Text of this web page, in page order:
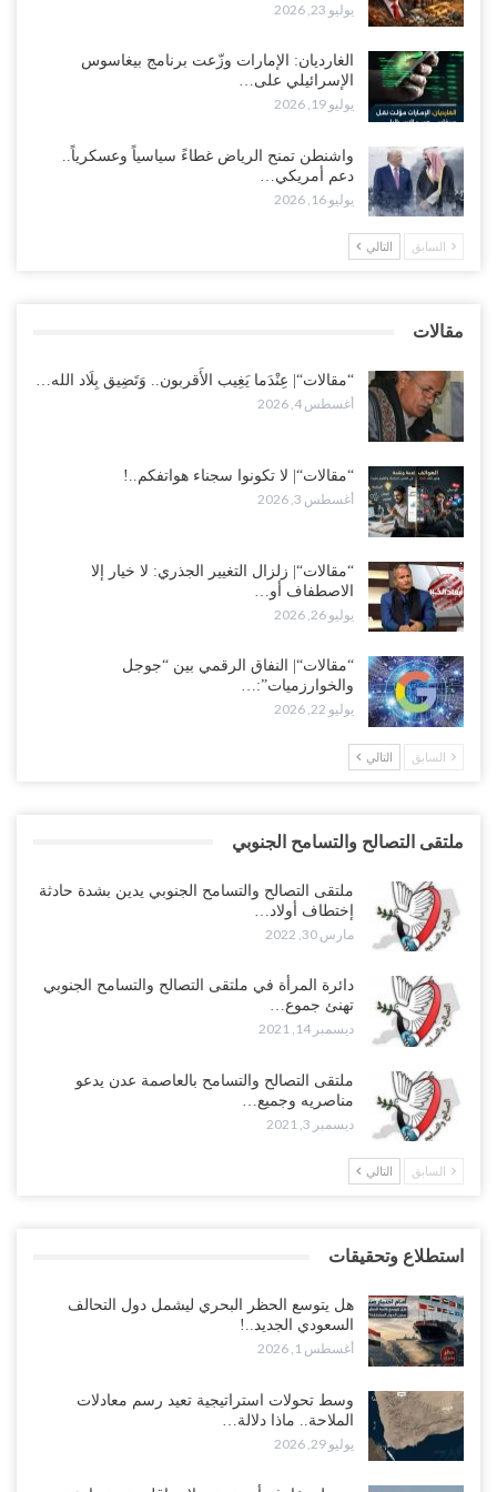
في تصعيد غير مسبوق ولأول مرة.. عمرو البيض يهاجم السعودية: الثقة
أغسطس 3, 2026
مع تصاعد الخلافات داخل “الرئاسي”.. أعضاء المجلس ينقلبون على
أغسطس 3, 2026
العطش وغياب الغاز يفاقمان مأساة الأهالي بعدن.. مدينة تغرق في دوامة
الانهيار الخدمي..!
أغسطس 3, 2026
يوليو 23, 2026
الغارديان: الإمارات وزّعت برنامج بيغاسوس
الإسرائيلي على…
يوليو 19, 2026
واشنطن تمنح الرياض غطاءً سياسياً وعسكرياً..
دعم أمريكي…
يوليو 16, 2026
السابق التالي
مقالات
“مقالات“| عِنْدَما يَغِيب الأَقربون.. وَتَضِيق بِلَاد الله…
أغسطس 4, 2026
“مقالات“| لا تكونوا سجناء هواتفكم..!
أغسطس 3, 2026
“مقالات“| زلزال التغيير الجذري: لا خيار إلا
الاصطفاف أو…
يوليو 26, 2026
“مقالات“| النفاق الرقمي بين “جوجل
والخوارزميات”:…
يوليو 22, 2026
السابق التالي
ملتقى التصالح والتسامح الجنوبي
ملتقى التصالح والتسامح الجنوبي يدين بشدة حادثة
إختطاف أولاد…
مارس 30, 2022
دائرة المرأة في ملتقى التصالح والتسامح الجنوبي
تهنئ جموع…
ديسمبر 14, 2021
ملتقى التصالح والتسامح بالعاصمة عدن يدعو
مناصريه وجميع…
ديسمبر 3, 2021
السابق التالي
استطلاع وتحقيقات
هل يتوسع الحظر البحري ليشمل دول التحالف
السعودي الجديد..!
أغسطس 1, 2026
وسط تحولات استراتيجية تعيد رسم معادلات
الملاحة.. ماذا دلالة…
يوليو 29, 2026